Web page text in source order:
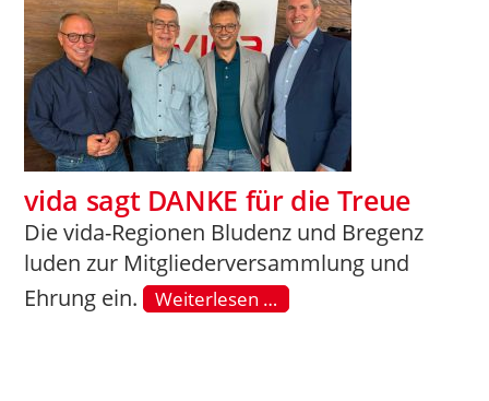
vida sagt DANKE für die Treue
Die vida-Regionen Bludenz und Bregenz
luden zur Mitgliederversammlung und
Ehrung ein. Weiterlesen …